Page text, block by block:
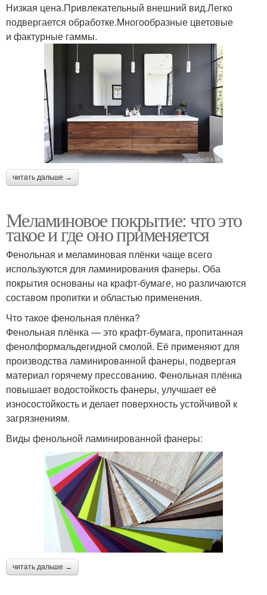
Низкая цена.Привлекательный внешний вид.Легко
подвергается обработке.Многообразные цветовые
и фактурные гаммы.
читать дальше →
Меламиновое покрытие: что это
такое и где оно применяется
Фенольная и меламиновая плёнки чаще всего
используются для ламинирования фанеры. Оба
покрытия основаны на крафт-бумаге, но различаются
составом пропитки и областью применения.
Что такое фенольная плёнка?
Фенольная плёнка — это крафт-бумага, пропитанная
фенолформальдегидной смолой. Её применяют для
производства ламинированной фанеры, подвергая
материал горячему прессованию. Фенольная плёнка
повышает водостойкость фанеры, улучшает её
износостойкость и делает поверхность устойчивой к
загрязнениям.
Виды фенольной ламинированной фанеры:
читать дальше →